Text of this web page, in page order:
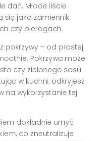
dań. Młode liście
się jako zamiennik
czy pierogach.
pokrzywy – od prostej
Pokrzywa może
czy zielonego sosu
w kuchni, odkryjesz
na wykorzystanie tej
dokładnie umyć
co zneutralizuje